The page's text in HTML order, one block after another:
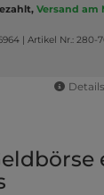
Versand am
Artikel Nr.: 280-